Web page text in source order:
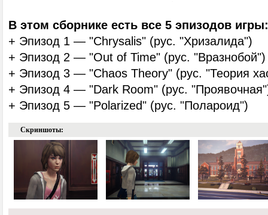
В этом сборнике есть все 5 эпизодов игры:
+ Эпизод 1 — "Chrysalis" (рус. "Хризалида")
+ Эпизод 2 — "Out of Time" (рус. "Вразнобой")
+ Эпизод 3 — "Chaos Theory" (рус. "Теория
+ Эпизод 4 — "Dark Room" (рус.
+ Эпизод 5 — "Polarized" (рус. "Полароид")
Скриншоты: